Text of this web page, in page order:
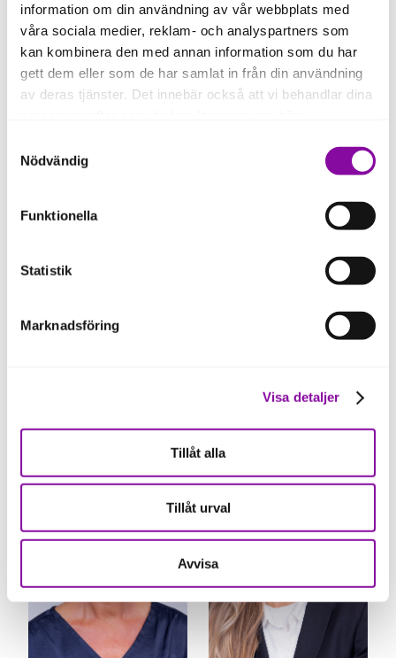
information om din användning av vår webbplats med
våra sociala medier, reklam- och analyspartners som
kan kombinera den med annan information som du har
gett dem eller som de har samlat in från din användning
av deras tjänster. Det innebär också att vi behandlar dina
Om du klickar på avvisa kommer användning av kakor
eller delning av information enligt ovan, inte att ske,
förutom för kakor som är nödvändiga för att hemsidan
ska fungera se mer under inställningar.
Nödvändig
Funktionella
Statistik
Marknadsföring
Visa detaljer
Tillåt alla
Tillåt urval
Avvisa
Lia Khamoosh
lia.khamoosh@almi.se
Lisa Golchin
Finansiering
lisa.golchin@almi.se
maria.widoff@almi.se
08-458 14 17